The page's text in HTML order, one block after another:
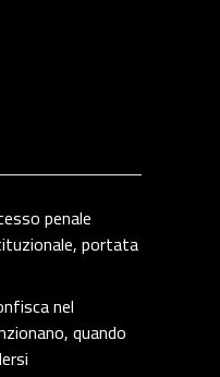
penale
portata
nel
quando